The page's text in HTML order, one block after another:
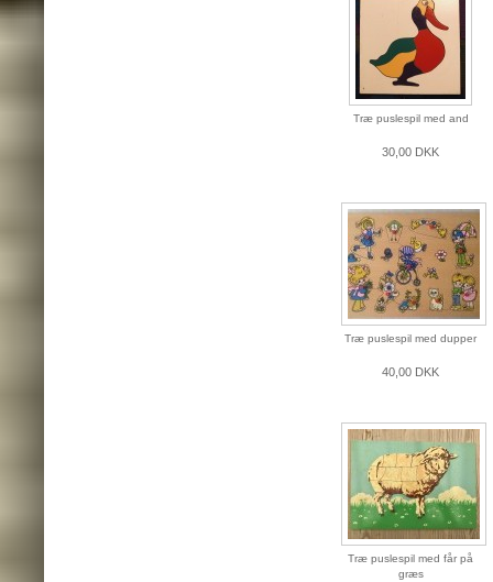
Træ puslespil med and
30,00 DKK
Træ puslespil med dupper
40,00 DKK
Træ puslespil med får på
græs